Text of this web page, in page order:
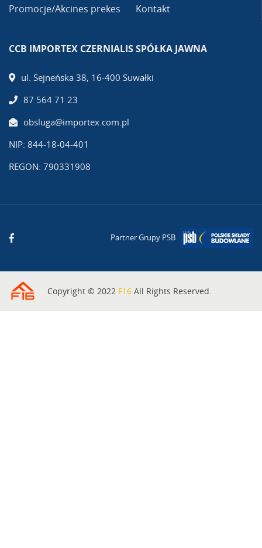
Promocje/Akcines prekes Kontakt
CCB IMPORTEX CZERNIALIS SPÓŁKA JAWNA
ul. Sejneńska 38, 16-400 Suwałki
87 564 71 23
obsluga@importex.com.pl
NIP: 844-18-04-401
REGON: 790331908
Partner Grupy PSB
Copyright © 2022 F16 All Rights Reserved.